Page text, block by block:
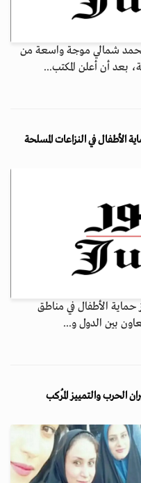
محمد شمالي موجة واسعة من
بعد أن أعلن المكتب...
الأطفال في النزاعات المسلحة
حماية الأطفال في مناطق
بين الدول و...
الحرب والتمييز المُركب